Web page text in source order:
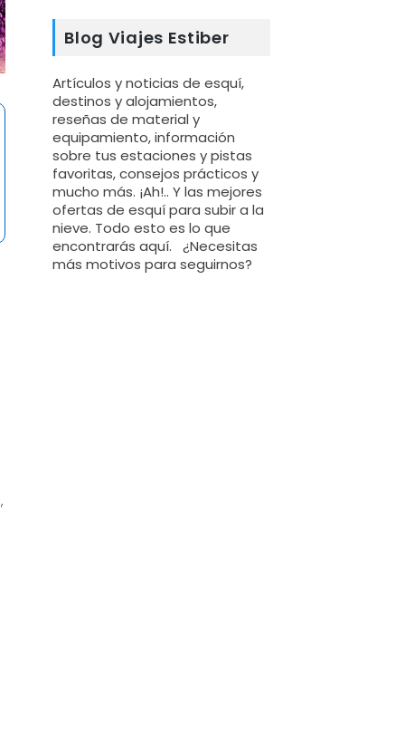
Blog Viajes Estiber
Artículos y noticias de esquí,
destinos y alojamientos,
reseñas de material y
equipamiento, información
sobre tus estaciones y pistas
favoritas, consejos prácticos y
mucho más. ¡Ah!.. Y las mejores
ofertas de esquí para subir a la
nieve. Todo esto es lo que
encontrarás aquí. ¿Necesitas
más motivos para seguirnos?